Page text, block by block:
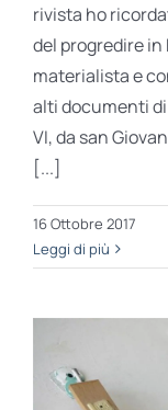
rivista ho
del progredire
materialista e
alti documenti
VI, da san
[...]
16 Ottobre 2017
Leggi di più